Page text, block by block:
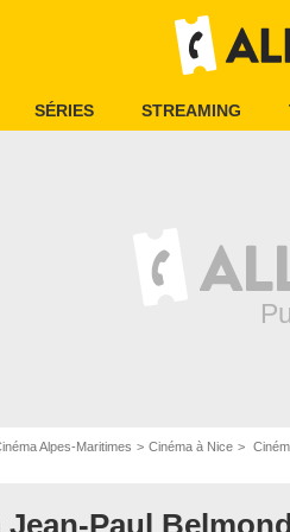
SÉRIES STREAMING
Alpes-Maritimes Cinéma à Nice
Jean-Paul